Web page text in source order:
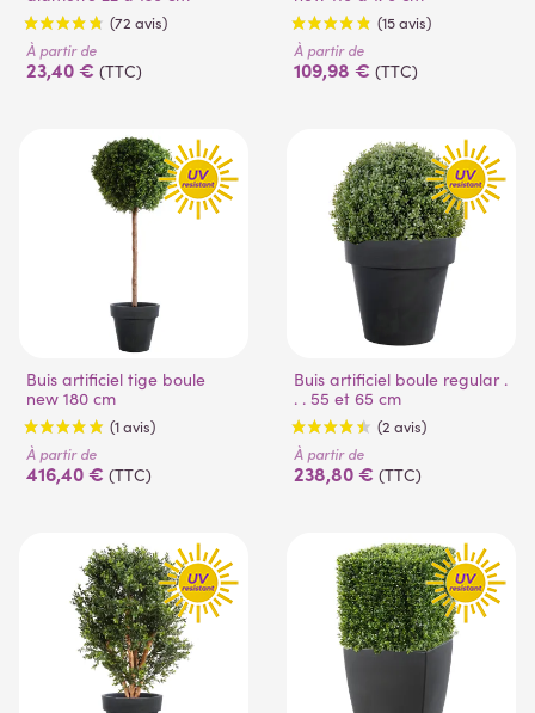
À partir de
23,40 € (TTC)
À partir de
109,98 € (TTC)
Buis artificiel tige boule
new 180 cm
À partir de
416,40 € (TTC)
Buis artificiel boule regular .
. . 55 et 65 cm
(2 avis)
À partir de
238,80 € (TTC)